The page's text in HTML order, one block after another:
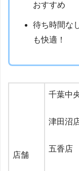
おすすめ
待ち時間な
も快適！
店舗
千葉中
津田沼
五香店